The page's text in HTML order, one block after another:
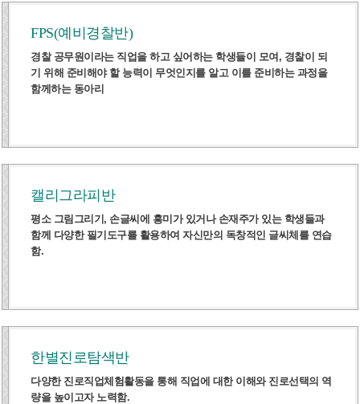
FPS(예비경찰반)
경찰 공무원이라는 직업을 하고 싶어하는 학생들이 모여, 경찰이 되
기 위해 준비해야 할 능력이 무엇인지를 알고 이를 준비하는 과정을
함께하는 동아리
캘리그라피반
평소 그림그리기, 손글씨에 흥미가 있거나 손재주가 있는 학생들과
함께 다양한 필기도구를 활용하여 자신만의 독창적인 글씨체를 연습
함.
한별진로탐색반
다양한 진로직업체험활동을 통해 직업에 대한 이해와 진로선택의 역
량을 높이고자 노력함.